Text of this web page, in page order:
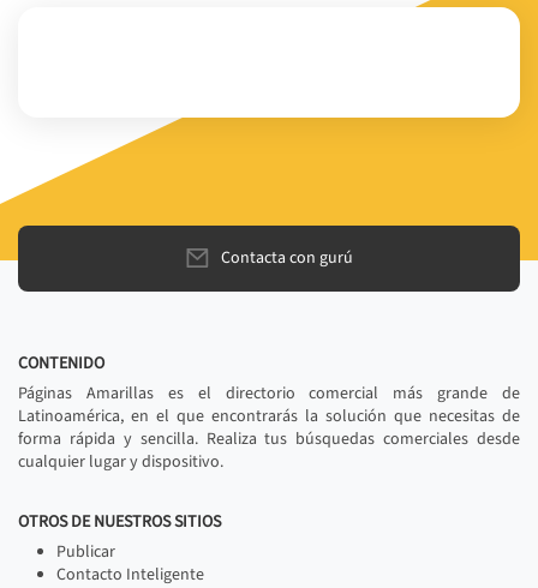
Contacta con gurú
CONTENIDO
Páginas Amarillas es el directorio comercial más grande de
Latinoamérica, en el que encontrarás la solución que necesitas de
forma rápida y sencilla. Realiza tus búsquedas comerciales desde
cualquier lugar y dispositivo.
OTROS DE NUESTROS SITIOS
Publicar
Contacto Inteligente